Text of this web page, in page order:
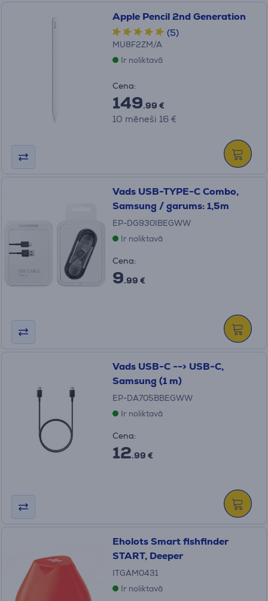
Apple Pencil 2nd Generation
(5)
MU8F2ZM/A
Ir noliktavā
Cena:
149.99 €
10 mēneši 16 €
Vads USB-TYPE-C Combo,
Samsung / garums: 1,5m
EP-DG930IBEGWW
Ir noliktavā
Cena:
9.99 €
Vads USB-C --> USB-C,
Samsung (1 m)
EP-DA705BBEGWW
Ir noliktavā
Cena:
12.99 €
Eholots Smart fishfinder
START, Deeper
ITGAM0431
Ir noliktavā